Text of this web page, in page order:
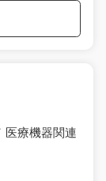
医療機器関連